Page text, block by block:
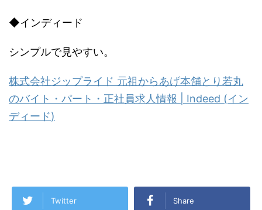
◆インディード
シンプルで見やすい。
株式会社ジップライド 元祖からあげ本舗とり若丸
のバイト・パート・正社員求人情報 | Indeed (イン
ディード)
Twitter Share